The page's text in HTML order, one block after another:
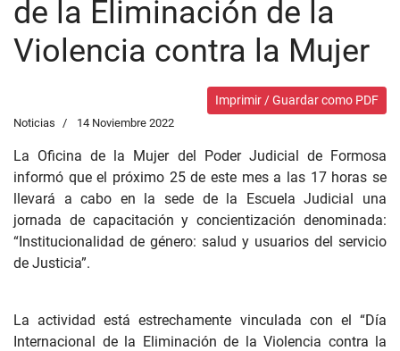
de la Eliminación de la
Violencia contra la Mujer
Imprimir / Guardar como PDF
Noticias 14 Noviembre 2022
La Oficina de la Mujer del Poder Judicial de Formosa
informó que el próximo 25 de este mes a las 17 horas se
llevará a cabo en la sede de la Escuela Judicial una
jornada de capacitación y concientización denominada:
“Institucionalidad de género: salud y usuarios del servicio
de Justicia”.
La actividad está estrechamente vinculada con el “Día
Internacional de la Eliminación de la Violencia contra la